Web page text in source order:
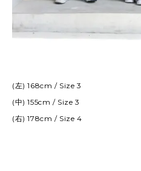
(左) 168cm / Size 3
(中) 155cm / Size 3
(右) 178cm / Size 4